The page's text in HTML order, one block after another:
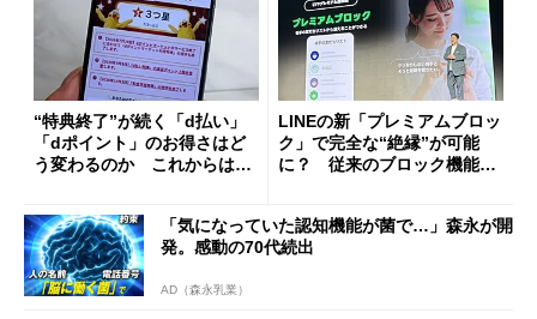
“特典終了”が続く「d払い」
「dポイント」のお得さはど
う変わるのか これからは
LINEの新「プレミアムブロッ
ク」で完全な“絶縁”が可能
に？ 従来のブロック機能と
「気になっていた認知機能が菌で…」森永が開
発。感動の70代続出
AD（森永乳業）